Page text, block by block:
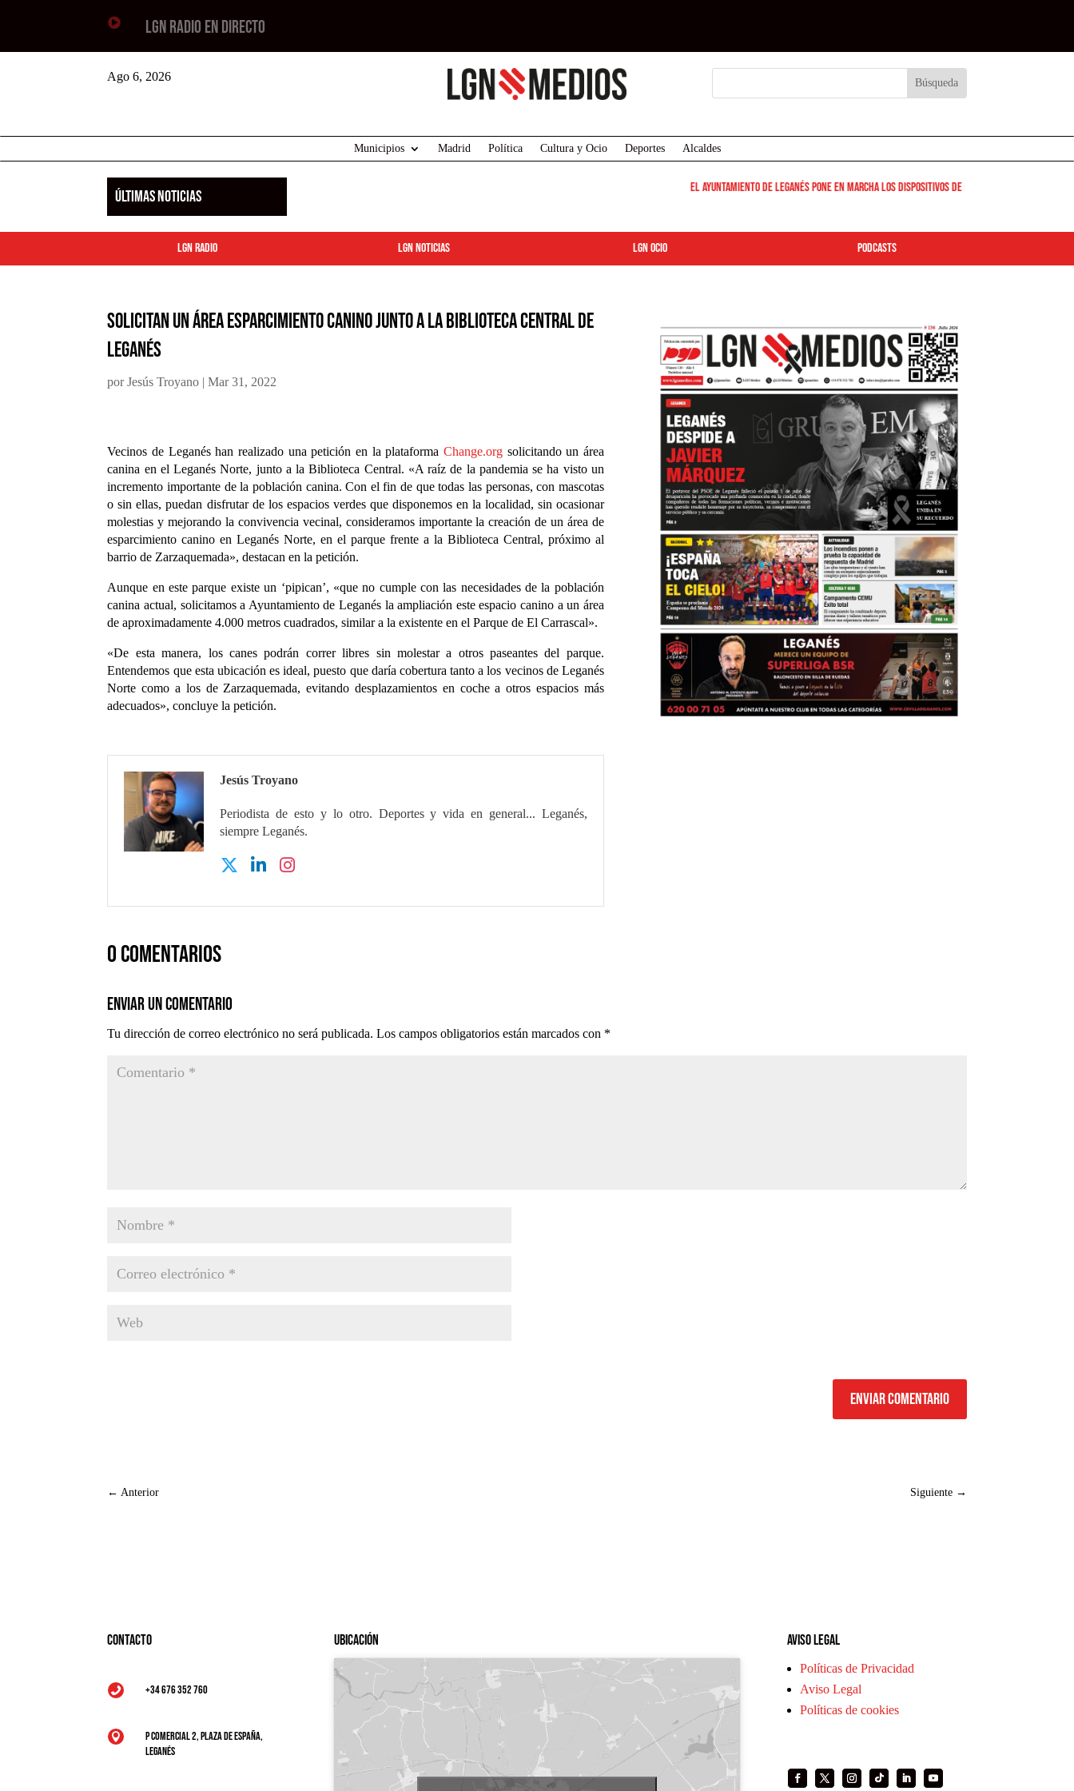
 LGN RADIO EN DIRECTO
Ago 6, 2026
Municipios Madrid Política Cultura y Ocio Deportes Alcaldes
ÚLTIMAS NOTICIAS El Ayuntamiento de Leganés pone en marcha los dispositivos de limpieza y seguridad para
LGN Radio LGN Noticias LGN ocio podcasts
Solicitan un área esparcimiento canino junto a la Biblioteca Central de
Leganés
porJesús Troyano |Mar 31, 2022
Vecinos de Leganés han realizado una petición en la plataforma Change.orgsolicitando un área
canina en el Leganés Norte, junto a la Biblioteca Central. «A raíz de la pandemia se ha visto un
incremento importante de la población canina. Con el fin de que todas las personas, con mascotas
o sin ellas, puedan disfrutar de los espacios verdes que disponemos en la localidad, sin ocasionar
molestias y mejorando la convivencia vecinal, consideramos importante la creación de un área de
esparcimiento canino en Leganés Norte, en el parque frente a la Biblioteca Central, próximo al
barrio de Zarzaquemada», destacan en la petición.
Aunque en este parque existe un ‘pipican’, «que no cumple con las necesidades de la población
canina actual, solicitamos a Ayuntamiento de Leganés la ampliación este espacio canino a un área
de aproximadamente 4.000 metros cuadrados, similar a la existente en el Parque de El Carrascal».
«De esta manera, los canes podrán correr libres sin molestar a otros paseantes del parque.
Entendemos que esta ubicación es ideal, puesto que daría cobertura tanto a los vecinos de Leganés
Norte como a los de Zarzaquemada, evitando desplazamientos en coche a otros espacios más
adecuados», concluye la petición.
Jesús Troyano
Periodista de esto y lo otro. Deportes y vida en general... Leganés,
siempre Leganés.
0 comentarios
Enviar un comentario
Tu dirección de correo electrónico no será publicada. Los campos obligatorios están marcados con *
Enviar comentario
← Anterior Siguiente→
Contacto
 +34 676 352 760

P Comercial 2, Plaza de España,
Leganés
Ubicación Aviso legal
Políticas de Privacidad
Aviso Legal
Políticas de cookies